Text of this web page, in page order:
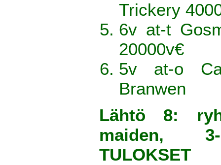
Trickery
6v at-t
20000v€
5v at-o
Branwen
Lähtö 8:
maiden,
TULOKSET